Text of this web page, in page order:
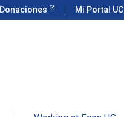
Donaciones Mi Portal UC